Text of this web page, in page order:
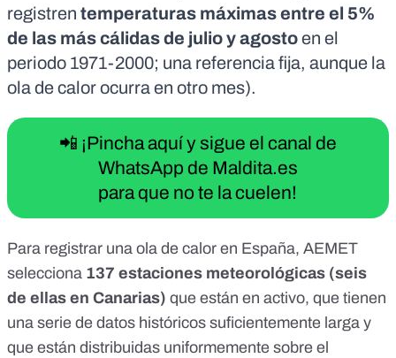
registren temperaturas máximas entre el 5%
de las más cálidas de julio y agostoen el
periodo 1971-2000; una referencia fija, aunque la
ola de calor ocurra en otro mes).
📲 ¡Pincha aquí y sigue el canal de
WhatsApp de Maldita.es
para que no te la cuelen!
Para registrar una ola de calor en España, AEMET
selecciona 137 estaciones meteorológicas (seis
de ellas en Canarias) que están en activo, que tienen
una serie de datos históricos suficientemente larga y
que están distribuidas uniformemente sobre el